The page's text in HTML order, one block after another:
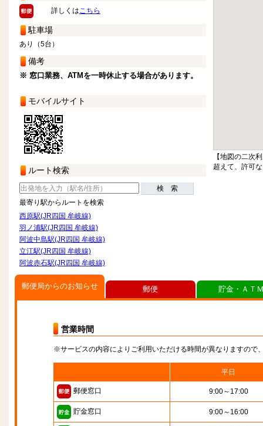
詳しくはこちら
駐車場
あり（5台）
備考
※ 窓口業務、ATMを一時休止する場合があります。
モバイルサイト
ルート検索
検 索
最寄り駅からルートを検索
西原駅(JR四国 牟岐線)
羽ノ浦駅(JR四国 牟岐線)
阿波中島駅(JR四国 牟岐線)
立江駅(JR四国 牟岐線)
阿波赤石駅(JR四国 牟岐線)
【地図の二次
超えて、許可
郵便局からのお知らせ
営業時間
※サービスの内容によりご利用いただける時間が異なりますので
平日
郵便窓口 9:00～17:00
貯金窓口 9:00～16:00
郵便 貯金・ＡＴ